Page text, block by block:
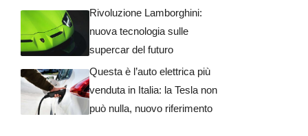
Rivoluzione Lamborghini:
nuova tecnologia sulle
supercar del futuro
Questa è l’auto elettrica più
venduta in Italia: la Tesla non
può nulla, nuovo riferimento